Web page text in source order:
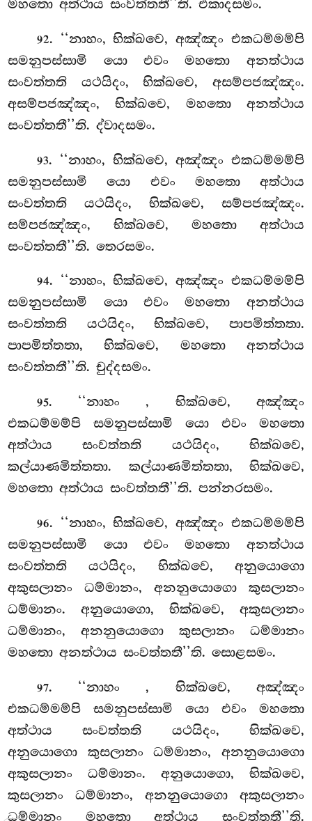
මහතො අත්ථාය සංවත්තතී’’ති. එකාදසමං.
92. ‘‘නාහං, භික්ඛවෙ, අඤ්ඤං එකධම්මම්පි
සමනුපස්සාමි යො එවං මහතො අනත්ථාය
සංවත්තති යථයිදං, භික්ඛවෙ, අසම්පජඤ්ඤං.
අසම්පජඤ්ඤං, භික්ඛවෙ, මහතො අනත්ථාය
සංවත්තතී’’ති. ද්වාදසමං.
93. ‘‘නාහං, භික්ඛවෙ, අඤ්ඤං එකධම්මම්පි
සමනුපස්සාමි යො එවං මහතො අත්ථාය
සංවත්තති යථයිදං, භික්ඛවෙ, සම්පජඤ්ඤං.
සම්පජඤ්ඤං, භික්ඛවෙ, මහතො අත්ථාය
සංවත්තතී’’ති. තෙරසමං.
94. ‘‘නාහං, භික්ඛවෙ, අඤ්ඤං එකධම්මම්පි
සමනුපස්සාමි යො එවං මහතො අනත්ථාය
සංවත්තති යථයිදං, භික්ඛවෙ, පාපමිත්තතා.
පාපමිත්තතා, භික්ඛවෙ, මහතො අනත්ථාය
සංවත්තතී’’ති. චුද්දසමං.
95. ‘‘නාහං, භික්ඛවෙ, අඤ්ඤං
එකධම්මම්පි සමනුපස්සාමි යො එවං මහතො
අත්ථාය සංවත්තති යථයිදං, භික්ඛවෙ,
කල්යාණමිත්තතා. කල්යාණමිත්තතා, භික්ඛවෙ,
මහතො අත්ථාය සංවත්තතී’’ති. පන්නරසමං.
96. ‘‘නාහං, භික්ඛවෙ, අඤ්ඤං එකධම්මම්පි
සමනුපස්සාමි යො එවං මහතො අනත්ථාය
සංවත්තති යථයිදං, භික්ඛවෙ, අනුයොගො
අකුසලානං ධම්මානං, අනනුයොගො කුසලානං
ධම්මානං. අනුයොගො, භික්ඛවෙ, අකුසලානං
ධම්මානං, අනනුයොගො කුසලානං ධම්මානං
මහතො අනත්ථාය සංවත්තතී’’ති. සොළසමං.
97. ‘‘නාහං, භික්ඛවෙ, අඤ්ඤං
එකධම්මම්පි සමනුපස්සාමි යො එවං මහතො
අත්ථාය සංවත්තති යථයිදං, භික්ඛවෙ,
අනුයොගො කුසලානං ධම්මානං, අනනුයොගො
අකුසලානං ධම්මානං. අනුයොගො, භික්ඛවෙ,
කුසලානං ධම්මානං, අනනුයොගො අකුසලානං
ධම්මානං මහතො අත්ථාය සංවත්තතී’’ති.